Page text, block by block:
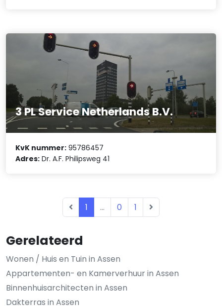
Gerelateerd
Wonen / Huis en Tuin in Assen
Appartementen- en Kamerverhuur in Assen
Binnenhuisarchitecten in Assen
Dakterras in Assen
3 PL Service Netherlands B.V.
KvK nummer: 95786457
Adres: Dr. A.F. Philipsweg 41
1 ... 0 1